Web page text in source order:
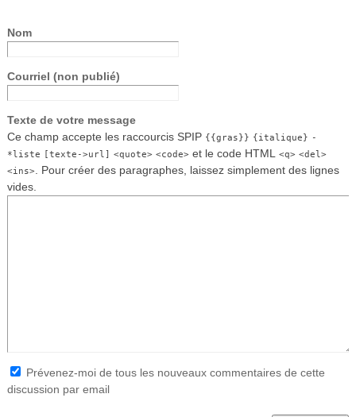
Nom
Courriel (non publié)
Texte de votre message
Ce champ accepte les raccourcis SPIP {{gras}} {italique} -
*liste [texte->url] <quote> <code>et le code HTML <q> <del>
<ins>. Pour créer des paragraphes, laissez simplement des lignes
vides.
Prévenez-moi de tous les nouveaux commentaires de cette
discussion par email